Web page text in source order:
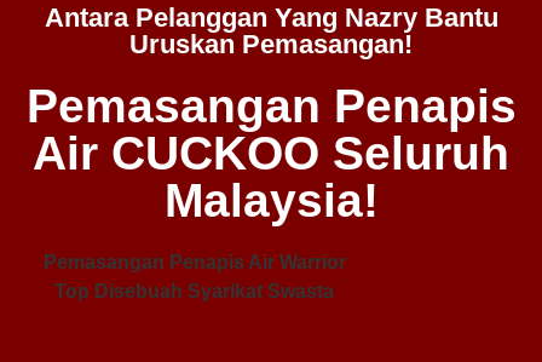
Antara Pelanggan Yang Nazry Bantu
Uruskan Pemasangan!
Pemasangan Penapis
Air CUCKOO Seluruh
Malaysia!
Pemasangan Penapis Air Warrior
Top Disebuah Syarikat Swasta